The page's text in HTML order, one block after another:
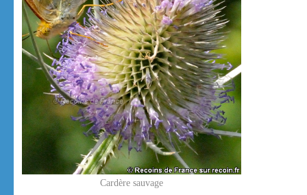
Cardère sauvage